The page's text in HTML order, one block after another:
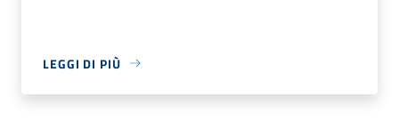
LEGGI DI PIÙ